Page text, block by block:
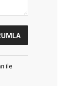
ile